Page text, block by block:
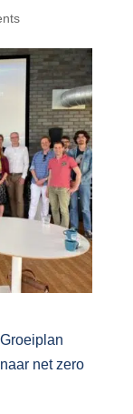
net zero